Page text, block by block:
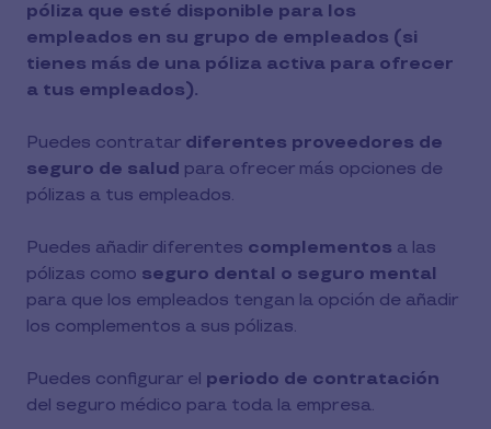
póliza que esté disponible para los
empleados en su grupo de empleados (si
tienes más de una póliza activa para ofrecer
a tus empleados).
Puedes contratar diferentes proveedores de
seguro de salud para ofrecer más opciones de
pólizas a tus empleados.
Puedes añadir diferentes complementos a las
pólizas como seguro dental o seguro mental
para que los empleados tengan la opción de añadir
los complementos a sus pólizas.
Puedes configurar el periodo de contratación
del seguro médico para toda la empresa.